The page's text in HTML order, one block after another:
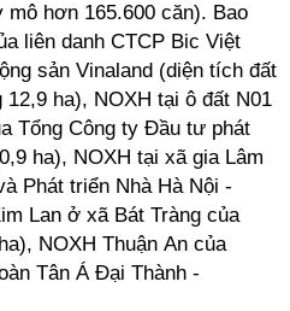
mô hơn 165.600 căn). Bao
liên danh CTCP Bic Việt
sản Vinaland (diện tích đất
ha), NOXH tại ô đất N01
Tổng Công ty Đầu tư phát
ha), NOXH tại xã gia Lâm
Phát triển Nhà Hà Nội -
Lan ở xã Bát Tràng của
NOXH Thuận An của
Tân Á Đại Thành -